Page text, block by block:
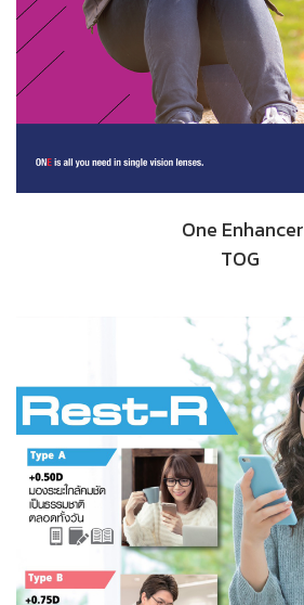
One Enhancer
TOG